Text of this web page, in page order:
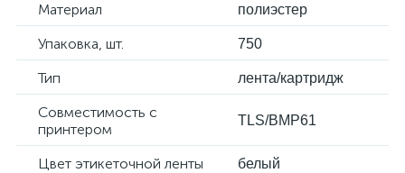
Материал полиэстер
Упаковка, шт. 750
Тип лента/картридж
Совместимость с
принтером
TLS/BMP61
Цвет этикеточной ленты белый